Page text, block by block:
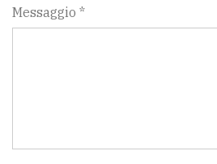
Messaggio *